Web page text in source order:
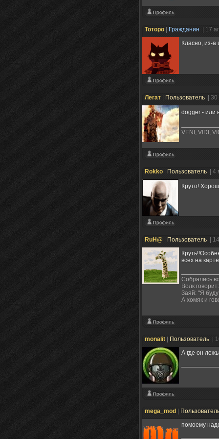
Тоторо Гражданин
| 17
Класно, из-а
Легат Пользователь |
dogger - или
VENI, VIDI,
Rokko Пользователь |
Круто!
RuH@ Пользователь
|
всех на
Собрались
Волк
Заяй: "Я
А хомяк и
monalit Пользователь |
А где он
mega_mod
помоему